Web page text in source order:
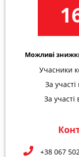
Можливі
Учасники
За участі
За участі
+38 067